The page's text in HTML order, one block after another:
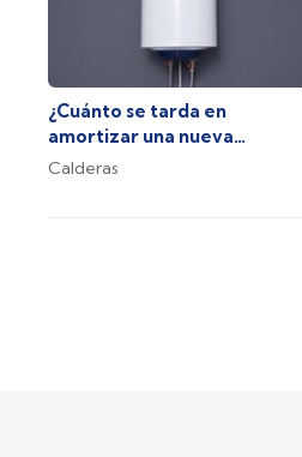
¿Cuánto se tarda en
amortizar una nueva
caldera?
Calderas